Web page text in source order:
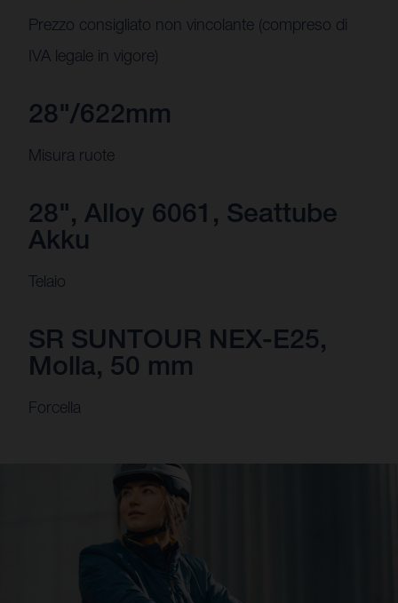
Prezzo consigliato non vincolante (compreso di
IVA legale in vigore)
28"/622mm
Misura ruote
28", Alloy 6061, Seattube
Akku
Telaio
SR SUNTOUR NEX-E25,
Molla, 50 mm
Forcella